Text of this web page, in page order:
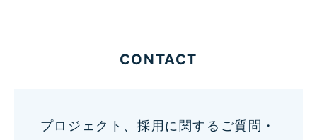
CONTACT
プロジェクト、採用に関するご質問・